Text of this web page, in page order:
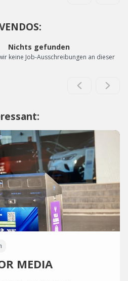
Nichts gefunden
keine Job-Ausschreibungen an dieser
MEDIA